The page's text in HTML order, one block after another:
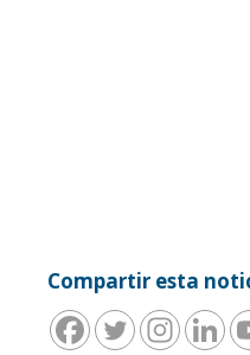
Compartir esta